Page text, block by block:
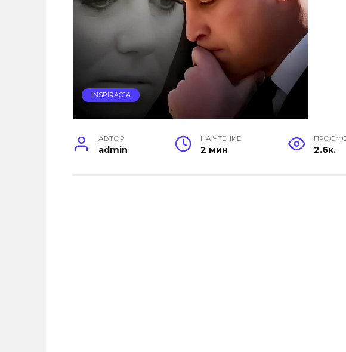
INSPIRACJA
АВТОР
admin
НА ЧТЕНИЕ
2 мин 2.6к.